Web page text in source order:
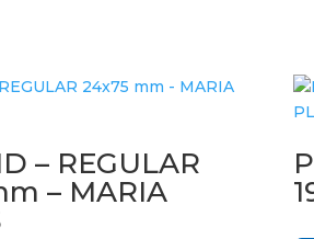
– REGULAR
– MARIA